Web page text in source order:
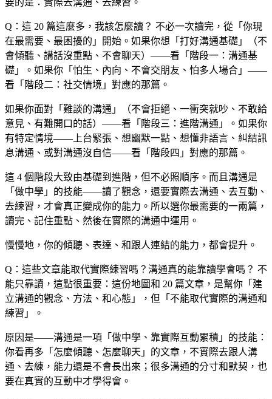
Q：這 20 篇這麼多，我該怎麼讀？ 不必一次讀完，從「你現
在最需要、最困擾的」開始。如果你想「打好溝通基礎」（不
會傾聽、講話沒重點、不會聊天）——看「階段一：溝通基
礎」。如果你「怕生、內向、不會交朋友、怕多人場合」——
看「階段二：社交情境」對應的那篇。
如果你面對「難談的溝通」（不會拒絕、一衝突就吵、不敢給
意見、有難開口的話）——看「階段三：進階溝通」。如果你
有特定情境——上台緊張、想幽默一點、想懂非語言、糾結訊
息溝通、或對溝通沒自信——看「階段四」對應的那篇。
這 4 個階段大致由基礎到進階，但不必照順序。而且溝通是
「做中學」的技能——讀了觀念，還要實際去溝通、去互動、
去練習，才會真正變成你的能力。所以選你最需要的一兩篇，
讀完、記住重點、然後在實際的溝通中運用。
慢慢地，你的傾聽、表達、和跟人連結的能力，都會提升。
Q：這些文章能取代實際練習嗎？溝通真的能靠讀學會嗎？ 不
能只靠讀，這點很重要：這份地圖和 20 篇文章，是幫你「建
立溝通的觀念、方法、和心態」，但「不能取代實際的溝通和
練習」。
原因是——溝通是一項「做中學、靠實際互動累積」的技能：
你看再多「怎麼傾聽、怎麼聊天」的文章，不實際去跟人溝
通、去練，能力還是不會長出來；很多溝通的分寸和默契，也
要在真實的互動中才學得會。